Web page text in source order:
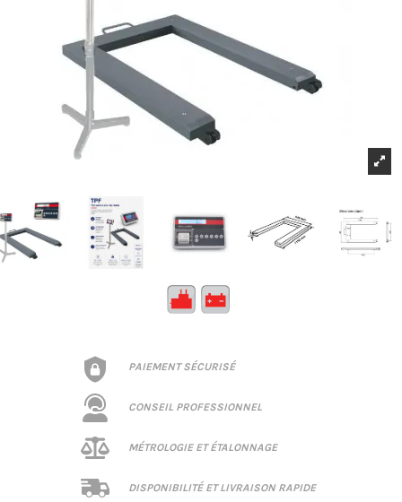
PAIEMENT SÉCURISÉ
CONSEIL PROFESSIONNEL
MÉTROLOGIE ET ÉTALONNAGE
DISPONIBILITÉ ET LIVRAISON RAPIDE